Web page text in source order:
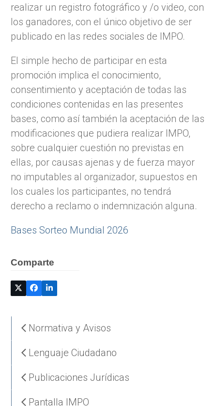
realizar un registro fotográfico y /o video, con
los ganadores, con el único objetivo de ser
publicado en las redes sociales de IMPO.
El simple hecho de participar en esta
promoción implica el conocimiento,
consentimiento y aceptación de todas las
condiciones contenidas en las presentes
bases, como así también la aceptación de las
modificaciones que pudiera realizar IMPO,
sobre cualquier cuestión no previstas en
ellas, por causas ajenas y de fuerza mayor
no imputables al organizador, supuestos en
los cuales los participantes, no tendrá
derecho a reclamo o indemnización alguna.
Bases Sorteo Mundial 2026
Comparte
Normativa y Avisos
Lenguaje Ciudadano
Publicaciones Jurídicas
Pantalla IMPO